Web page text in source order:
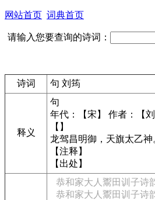
网站首页 词典首页
请输入您要查询的诗词：
诗词 句 刘筠
释义
句
年代：【宋】 作者：【
【】
龙驾昌明御，天旗太乙神
【注释】
【出处】
恭和家大人鬻田训子诗
恭和家大人鬻田训子诗